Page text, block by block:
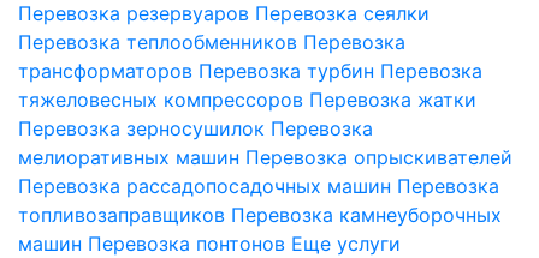
Перевозка резервуаров Перевозка сеялки
Перевозка теплообменников Перевозка
трансформаторов Перевозка турбин Перевозка
тяжеловесных компрессоров Перевозка жатки
Перевозка зерносушилок Перевозка
мелиоративных машин Перевозка опрыскивателей
Перевозка рассадопосадочных машин Перевозка
топливозаправщиков Перевозка камнеуборочных
машин Перевозка понтонов Еще услуги